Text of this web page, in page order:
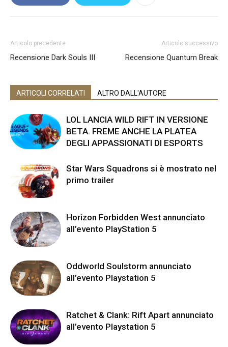
Articolo precedente
Recensione Dark Souls III
Articolo successivo
Recensione Quantum Break
ARTICOLI CORRELATI ALTRO DALL'AUTORE
LOL LANCIA WILD RIFT IN VERSIONE
BETA. FREME ANCHE LA PLATEA
DEGLI APPASSIONATI DI ESPORTS
Star Wars Squadrons si è mostrato nel
primo trailer
Horizon Forbidden West annunciato
all’evento PlayStation 5
Oddworld Soulstorm annunciato
all’evento Playstation 5
Ratchet & Clank: Rift Apart annunciato
all’evento Playstation 5